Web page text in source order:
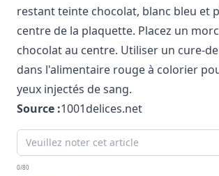
restant teinte chocolat, blanc bleu et
centre de la plaquette. Placez un
chocolat au centre. Utiliser un cure-
dans l'alimentaire rouge à colorier
yeux injectés de sang.
Source :1001delices.net
0/80